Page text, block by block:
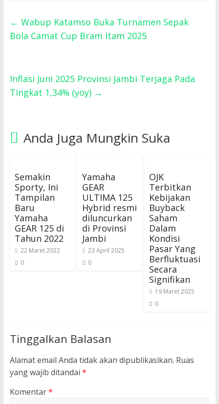
← Wabup Katamso Buka Turnamen Sepak
Bola Camat Cup Bram Itam 2025
Inflasi Juni 2025 Provinsi Jambi Terjaga Pada
Tingkat 1,34% (yoy) →
Anda Juga Mungkin Suka
Semakin
Sporty, Ini
Tampilan
Baru
Yamaha
GEAR 125 di
Tahun 2022
22 Maret 2022
0
Yamaha
GEAR
ULTIMA 125
Hybrid resmi
diluncurkan
di Provinsi
Jambi
23 April 2025
0
OJK
Terbitkan
Kebijakan
Buyback
Saham
Dalam
Kondisi
Pasar Yang
Berfluktuasi
Secara
Signifikan
19 Maret 2025
0
Tinggalkan Balasan
Alamat email Anda tidak akan dipublikasikan. Ruas
yang wajib ditandai *
Komentar*